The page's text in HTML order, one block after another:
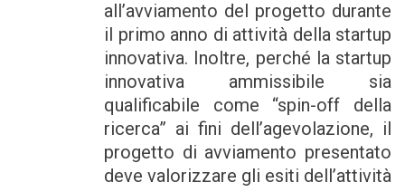
all’avviamento del progetto durante
il primo anno di attività della startup
innovativa. Inoltre, perché la startup
innovativa ammissibile sia
qualificabile come “spin-off della
ricerca” ai fini dell’agevolazione, il
progetto di avviamento presentato
deve valorizzare gli esiti dell’attività